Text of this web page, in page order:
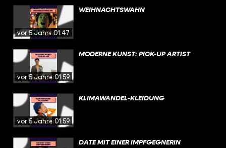
vor 5 Jahren01:47
WEIHNACHTSWAHN
vor 5 Jahren01:59
MODERNE KUNST: PICK-UP ARTIST
vor 5 Jahren01:59
KLIMAWANDEL-KLEIDUNG
DATE MIT EINER IMPFGEGNERIN